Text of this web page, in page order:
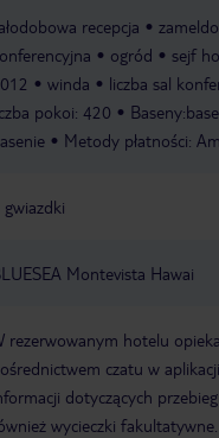
recepcja
ogród sejf
winda liczba sal
pokoi: 420
Metody płatności:
gwiazdki
Montevista Hawai
rezerwowanym hotelu
czatu w
dotyczących
wycieczki